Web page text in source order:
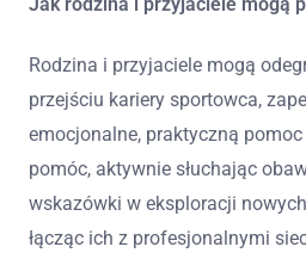
Jak rodzina i przyjaciele mogą
Rodzina i przyjaciele mogą
przejściu kariery sportowca,
emocjonalne, praktyczną
pomóc, aktywnie słuchając
wskazówki w eksploracji
łącząc ich z profesjonalnymi